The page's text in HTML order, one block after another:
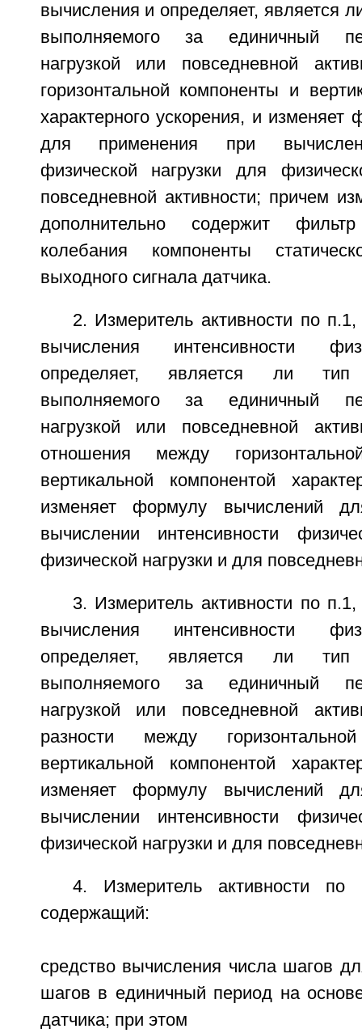
вычисления и определяет, является
выполняемого за единичный
нагрузкой или повседневной
горизонтальной компоненты и
характерного ускорения, и
для применения при
физической нагрузки для
повседневной активности; причем
дополнительно содержит
колебания компоненты
выходного сигнала датчика.
2. Измеритель активности по
вычисления интенсивности
определяет, является ли
выполняемого за единичный
нагрузкой или повседневной
отношения между
вертикальной компонентой
изменяет формулу вычислений
вычислении интенсивности
физической нагрузки и для
3. Измеритель активности по
вычисления интенсивности
определяет, является ли
выполняемого за единичный
нагрузкой или повседневной
разности между
вертикальной компонентой
изменяет формулу вычислений
вычислении интенсивности
физической нагрузки и для
4. Измеритель активности по
содержащий:
средство вычисления числа шагов
шагов в единичный период на
датчика; при этом